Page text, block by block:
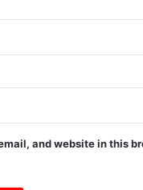
and website in this